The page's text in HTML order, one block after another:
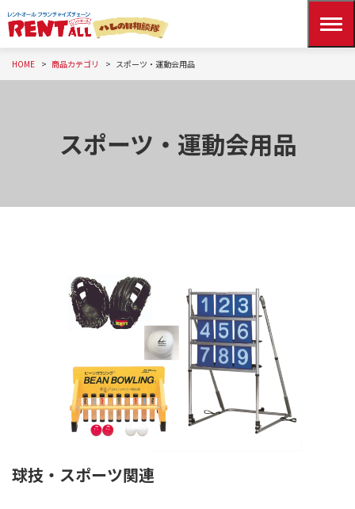
HOME 商品カテゴリ スポーツ・運動会用品
スポーツ・運動会用品
球技・スポーツ関連